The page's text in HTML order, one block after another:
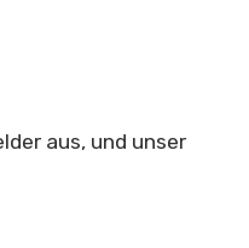
aus, und unser